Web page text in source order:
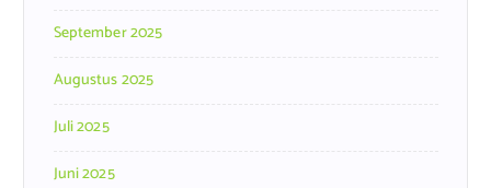
September 2025
Augustus 2025
Juli 2025
Juni 2025